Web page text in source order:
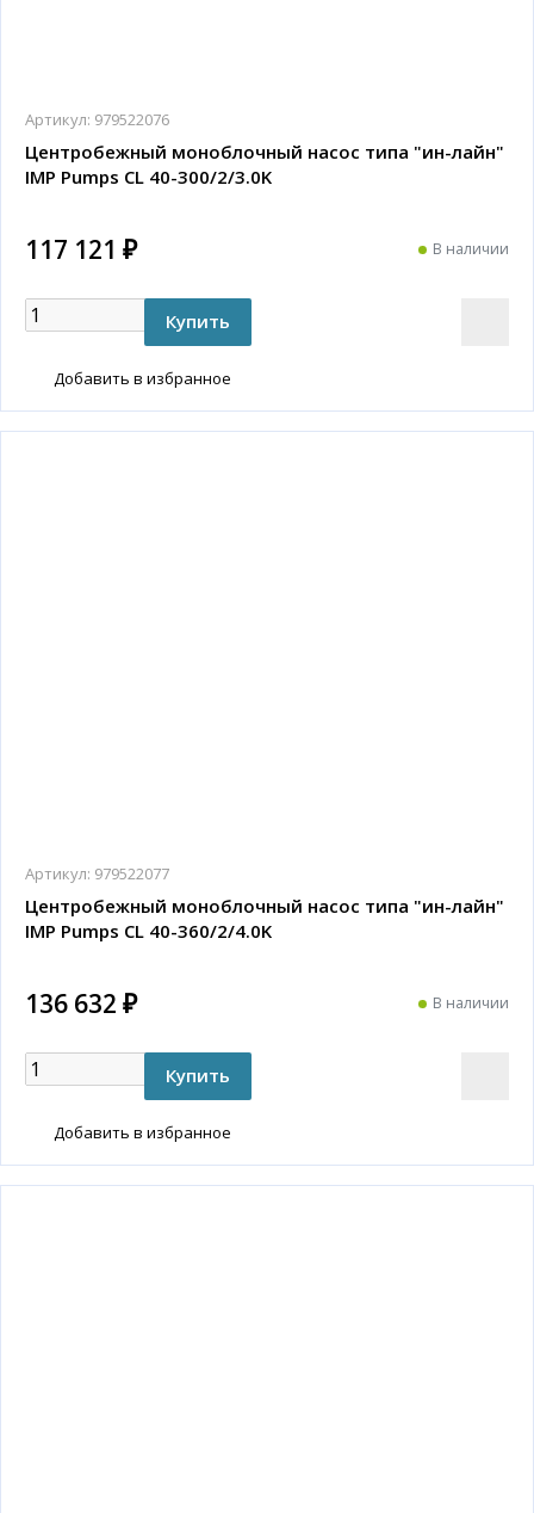
Артикул: 979522076
Центробежный моноблочный насос типа "ин-лайн"
IMP Pumps CL 40-300/2/3.0K
117 121 ₽ В наличии
Добавить в избранное
Артикул: 979522077
Центробежный моноблочный насос типа "ин-лайн"
IMP Pumps CL 40-360/2/4.0K
136 632 ₽ В наличии
Добавить в избранное